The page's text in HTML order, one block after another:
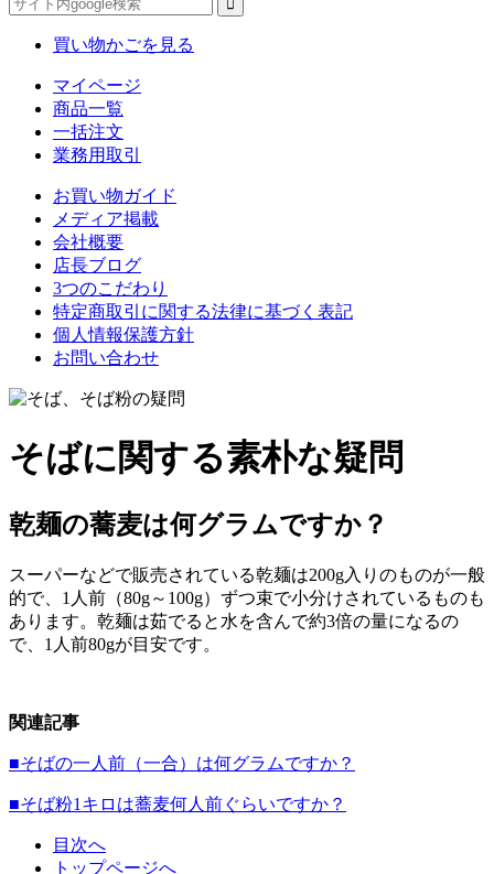
買い物かごを見る
マイページ
商品一覧
一括注文
業務用取引
お買い物ガイド
メディア掲載
会社概要
店長ブログ
3つのこだわり
特定商取引に関する法律に基づく表記
個人情報保護方針
お問い合わせ
そばに関する素朴な疑問
乾麺の蕎麦は何グラムですか？
スーパーなどで販売されている乾麺は200g入りのものが一般
的で、1人前（80g～100g）ずつ束で小分けされているものも
あります。乾麺は茹でると水を含んで約3倍の量になるの
で、1人前80gが目安です。
関連記事
■そばの一人前（一合）は何グラムですか？
■そば粉1キロは蕎麦何人前ぐらいですか？
目次へ
トップページへ